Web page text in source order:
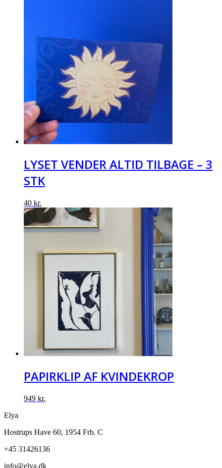
LYSET VENDER ALTID TILBAGE – 3
STK
40 kr.
PAPIRKLIP AF KVINDEKROP
949 kr.
Elya
Hostrups Have 60, 1954 Frb. C
+45 31426136
info@elya.dk